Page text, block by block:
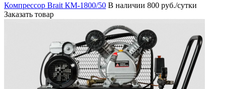
Компрессор Brait КМ-1800/50 В наличии 800 руб./сутки
Заказать товар